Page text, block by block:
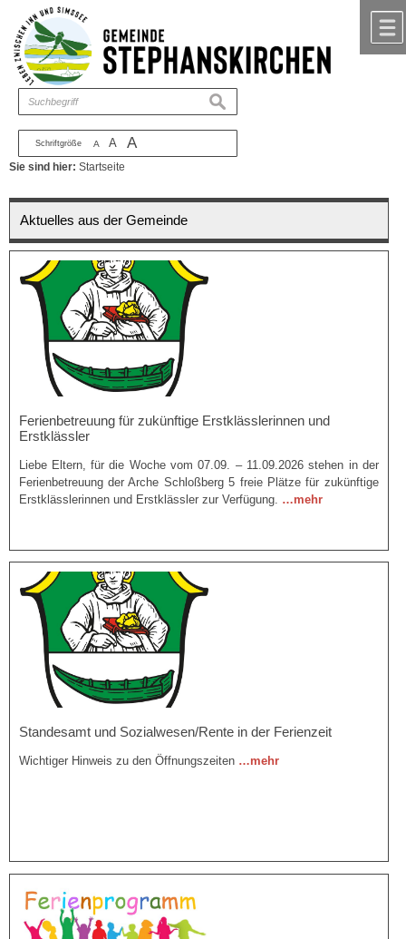
Zum Inhalt ,zur Navigation
Schriftgröße A A A
suchen
Sie sind hier: Startseite
Aktuelles aus der Gemeinde
Ferienbetreuung für zukünftige Erstklässlerinnen und
Erstklässler
Liebe Eltern, für die Woche vom 07.09. – 11.09.2026 stehen in der
Ferienbetreuung der Arche Schloßberg 5 freie Plätze für zukünftige
Erstklässlerinnen und Erstklässler zur Verfügung. …mehr
Standesamt und Sozialwesen/Rente in der Ferienzeit
Wichtiger Hinweis zu den Öffnungszeiten …mehr